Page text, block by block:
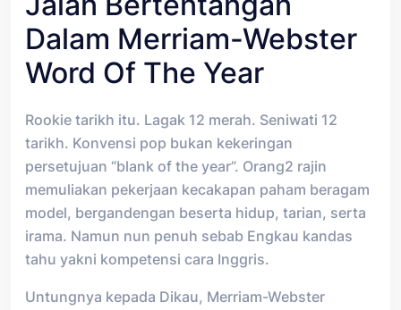
Dalam Merriam-Webster
Word Of The Year
Rookie tarikh itu. Lagak 12 merah. Seniwati 12
tarikh. Konvensi pop bukan kekeringan
persetujuan “blank of the year”. Orang2 rajin
memuliakan pekerjaan kecakapan paham beragam
model, bergandengan beserta hidup, tarian, serta
irama. Namun nun penuh sebab Engkau kandas
tahu yakni kompetensi cara Inggris.
Untungnya kepada Dikau, Merriam-Webster